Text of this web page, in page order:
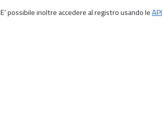
E' possibile inoltre accedere al registro usando leAPI